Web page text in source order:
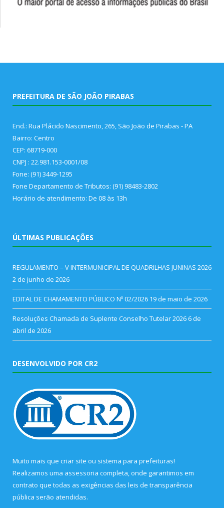
PREFEITURA DE SÃO JOÃO PIRABAS
End.: Rua Plácido Nascimento, 265, São João de Pirabas - PA
Bairro: Centro
CEP: 68719-000
CNPJ : 22.981.153-0001/08
Fone: (91) 3449-1295
Fone Departamento de Tributos: (91) 98483-2802
Horário de atendimento: De 08 às 13h
ÚLTIMAS PUBLICAÇÕES
REGULAMENTO – V INTERMUNICIPAL DE QUADRILHAS JUNINAS 2026
2 de junho de 2026
EDITAL DE CHAMAMENTO PÚBLICO Nº 02/2026 19 de maio de 2026
Resoluções Chamada de Suplente Conselho Tutelar 2026 6 de
abril de 2026
DESENVOLVIDO POR CR2
Muito mais que criar site ou sistema para prefeituras!
Realizamos uma assessoria completa, onde garantimos em
contrato que todas as exigências das leis de transparência
pública serão atendidas.